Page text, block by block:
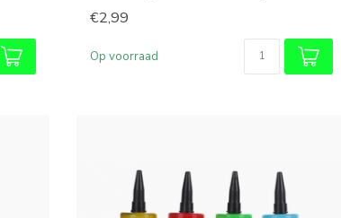
€2,99
Op voorraad